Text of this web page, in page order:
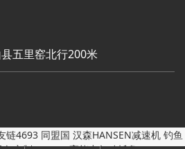
五里窑北行200米
链4693 同盟国 汉森HANSEN减速机 钓鱼